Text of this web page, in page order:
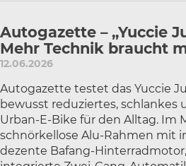
Autogazette – „Yuccie
Mehr Technik braucht
12.06.2026
Autogazette testet das Yuccie
bewusst reduziertes, schlankes
Urban-E-Bike für den Alltag.
schnörkellose Alu-Rahmen mit
dezente Bafang-